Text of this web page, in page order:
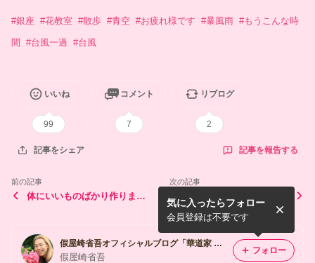
#銀座 #花教室 #散歩 #青空 #お疲れ様です #暴風雨 #もうこんな時
間 #台風一過 #台風
いいね
99
コメント
7
リブログ
2
記事をシェア 記事を報告する
前の記事
体にいいものばかり作りまし
次の記事
みなさまからご心配いただき
ありがとうございます！鎌倉
少し落ち着きました‼️
假屋崎省吾オフィシャルブログ「華道家 假屋崎省吾の世界」Powered by Ameba
假屋崎省吾
気に入ったらフォロー
会員登録は不要です
フォロー